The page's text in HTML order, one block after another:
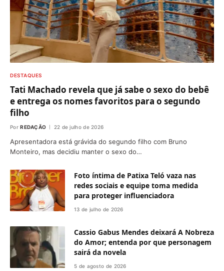
DESTAQUES
Tati Machado revela que já sabe o sexo do bebê
e entrega os nomes favoritos para o segundo
filho
Por REDAÇÃO 22 de julho de 2026
Apresentadora está grávida do segundo filho com Bruno
Monteiro, mas decidiu manter o sexo do…
Foto íntima de Patixa Teló vaza nas
redes sociais e equipe toma medida
para proteger influenciadora
13 de julho de 2026
Cassio Gabus Mendes deixará A Nobreza
do Amor; entenda por que personagem
sairá da novela
5 de agosto de 2026